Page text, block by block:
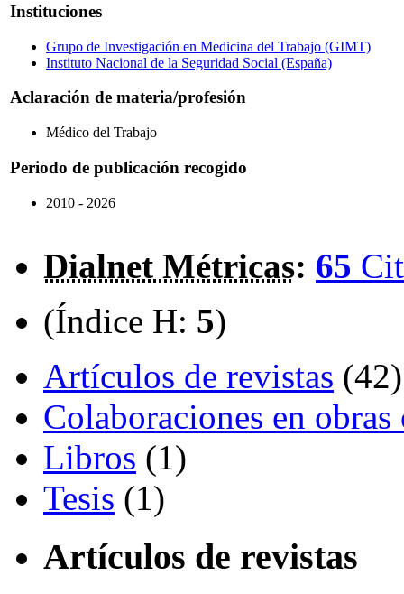
Instituciones
Grupo de Investigación en Medicina del Trabajo (GIMT)
Instituto Nacional de la Seguridad Social (España)
Aclaración de materia/profesión
Médico del Trabajo
Periodo de publicación recogido
2010 - 2026
Dialnet Métricas: 65
(Índice H: 5)
Artículos de revistas (42)
Colaboraciones en
Libros (1)
Tesis (1)
Artículos de revistas